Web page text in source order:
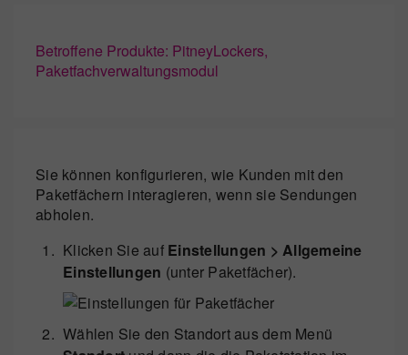
Betroffene Produkte: PitneyLockers,
Paketfachverwaltungsmodul
Sie können konfigurieren, wie Kunden mit den
Paketfächern interagieren, wenn sie Sendungen
abholen.
Klicken Sie auf Einstellungen > Allgemeine
Einstellungen (unter Paketfächer).
Wählen Sie den Standort aus dem Menü